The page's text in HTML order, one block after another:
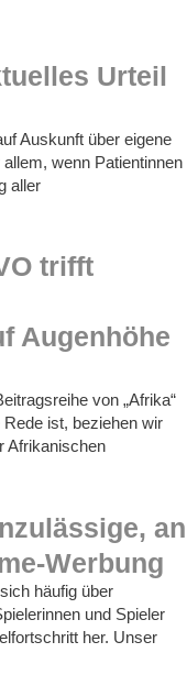
Urteil
Auskunft über eigene
wenn Patientinnen
aller
trifft
Augenhöhe
von „Afrika“
ist, beziehen wir
Afrikanischen
an
Werbung
häufig über
und Spieler
her. Unser